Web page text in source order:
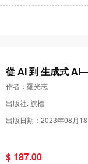
從 AI 到 生成式
作者：羅光志
出版社: 旗標
出版日期：2023年08月18
$ 187.00